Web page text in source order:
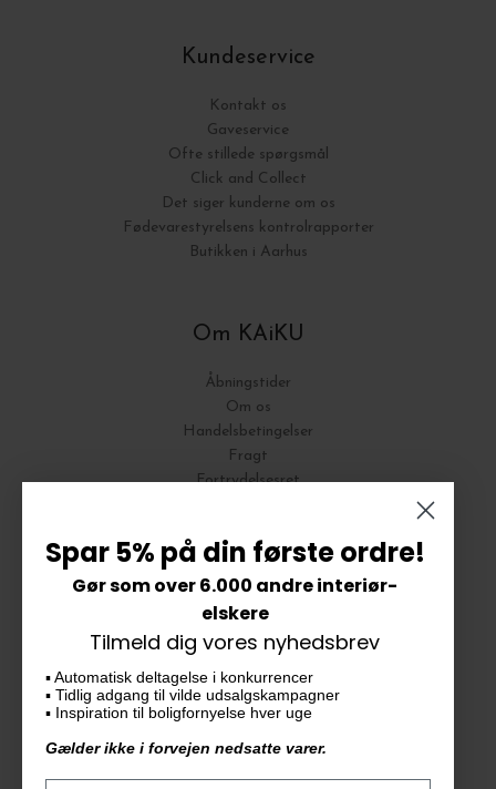
Kundeservice
Kontakt os
Gaveservice
Ofte stillede spørgsmål
Click and Collect
Det siger kunderne om os
Fødevarestyrelsens kontrolrapporter
Butikken i Aarhus
Om KAiKU
Åbningstider
Om os
Handelsbetingelser
Fragt
Fortrydelsesret
Vores butik
KAiKU ApS
Langdalsvej 46, bygning 7
8220 Brabrand
Tlf. 33 11 19 07
CVR-nr. 30715349
Spar 5% på din første ordre!
Gør som over 6.000 andre interiør-
elskere
Tilmeld dig vores nyhedsbrev
▪️ Automatisk deltagelse i konkurrencer
▪️ Tidlig adgang til vilde udsalgskampagner
▪️ Inspiration til boligfornyelse hver uge
Gælder ikke i forvejen nedsatte varer.